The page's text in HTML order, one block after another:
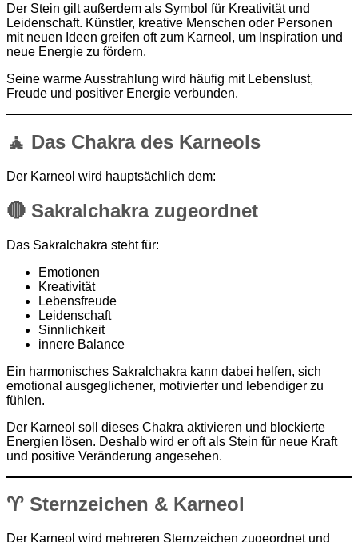
Der Stein gilt außerdem als Symbol für Kreativität und
Leidenschaft. Künstler, kreative Menschen oder Personen
mit neuen Ideen greifen oft zum Karneol, um Inspiration und
neue Energie zu fördern.
Seine warme Ausstrahlung wird häufig mit Lebenslust,
Freude und positiver Energie verbunden.
🧘 Das Chakra des Karneols
Der Karneol wird hauptsächlich dem:
🔴 Sakralchakra zugeordnet
Das Sakralchakra steht für:
Emotionen
Kreativität
Lebensfreude
Leidenschaft
Sinnlichkeit
innere Balance
Ein harmonisches Sakralchakra kann dabei helfen, sich
emotional ausgeglichener, motivierter und lebendiger zu
fühlen.
Der Karneol soll dieses Chakra aktivieren und blockierte
Energien lösen. Deshalb wird er oft als Stein für neue Kraft
und positive Veränderung angesehen.
♈ Sternzeichen & Karneol
Der Karneol wird mehreren Sternzeichen zugeordnet und